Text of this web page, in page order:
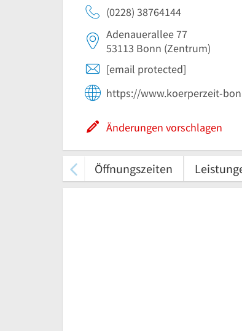
(0228) 38764144
Adenauerallee 77
53113 Bonn (Zentrum)
[email protected]
https://www.koerperzeit-
Änderungen vorschlagen
Öffnungszeiten